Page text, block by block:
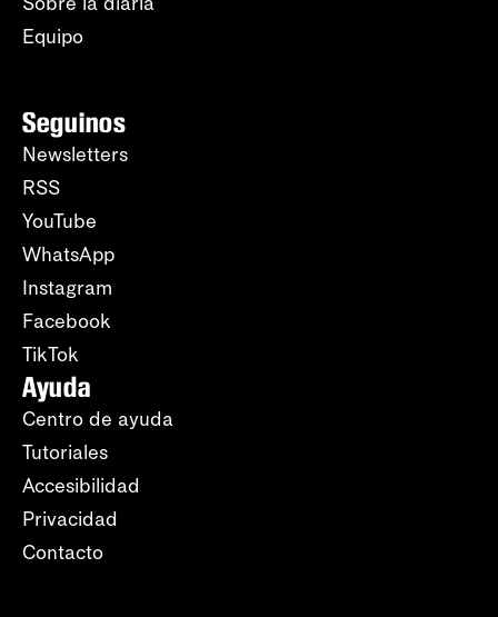
Equipo
Seguinos
Newsletters
RSS
YouTube
WhatsApp
Instagram
Facebook
TikTok
Ayuda
Centro de ayuda
Tutoriales
Accesibilidad
Privacidad
Contacto